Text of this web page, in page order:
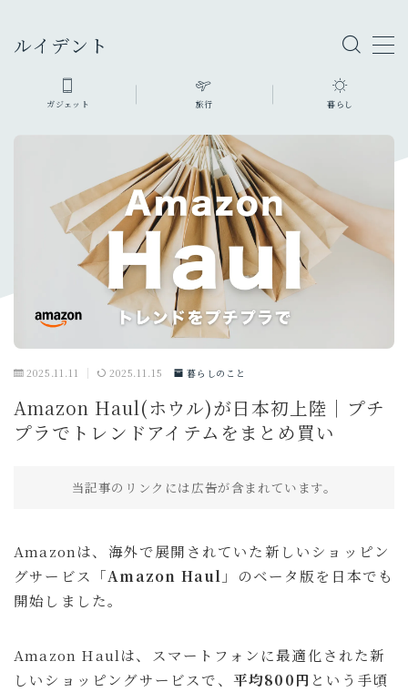
ルイデント
旅行グッズ
ファッション・小物
充電器・モバイルバッテリー
暮らしのモノ
生活家電・雑貨
デスク周り
オーディオ
スマホ・タブレット
買ってよかったもの
旅のこと
通信・回線
暮らし
ガジェット 旅行 暮らし
2025.11.11 2025.11.15 暮らしのこと
Amazon Haul(ホウル)が日本初上陸｜プチ
プラでトレンドアイテムをまとめ買い
当記事のリンクには広告が含まれています。
Amazonは、海外で展開されていた新しいショッピン
グサービス「Amazon Haul 」のベータ版を日本でも
開始しました。
Amazon Haulは、スマートフォンに最適化された新
しいショッピングサービスで、 平均800円 という手頃